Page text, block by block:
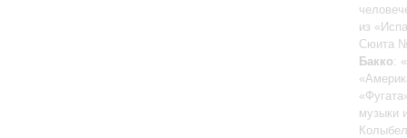
из
Сюита
Бакко:
музыки